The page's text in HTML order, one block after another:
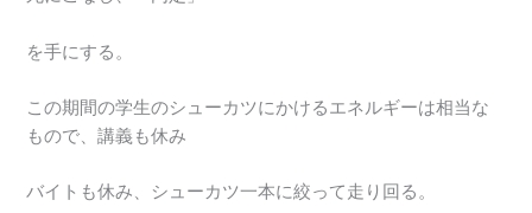
を手にする。
この期間の学生のシューカツにかけるエネルギーは相当な
もので、講義も休み
バイトも休み、シューカツ一本に絞って走り回る。